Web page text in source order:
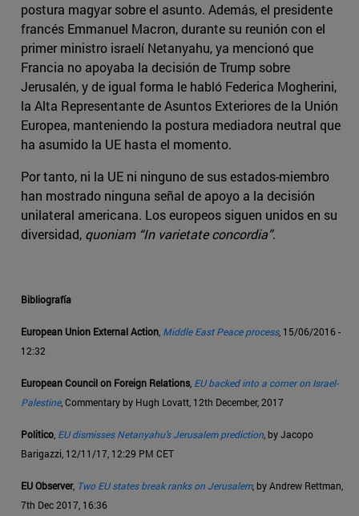
postura magyar sobre el asunto. Además, el presidente
francés Emmanuel Macron, durante su reunión con el
primer ministro israelí Netanyahu, ya mencionó que
Francia no apoyaba la decisión de Trump sobre
Jerusalén, y de igual forma le habló Federica Mogherini,
la Alta Representante de Asuntos Exteriores de la Unión
Europea, manteniendo la postura mediadora neutral que
ha asumido la UE hasta el momento.
Por tanto, ni la UE ni ninguno de sus estados-miembro
han mostrado ninguna señal de apoyo a la decisión
unilateral americana. Los europeos siguen unidos en su
diversidad, quoniam “In varietate concordia”.
Bibliografía
European Union External Action, Middle East Peace process, 15/06/2016 -
12:32
European Council on Foreign Relations, EU backed into a corner on Israel-
Palestine, Commentary by Hugh Lovatt, 12th December, 2017
Politico, EU dismisses Netanyahu’s Jerusalem prediction, by Jacopo
Barigazzi, 12/11/17, 12:29 PM CET
EU Observer, Two EU states break ranks on Jerusalem, by Andrew Rettman,
7th Dec 2017, 16:36